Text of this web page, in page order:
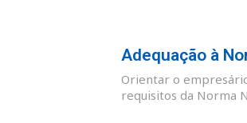
Adequação à
Orientar o
requisitos da Norma